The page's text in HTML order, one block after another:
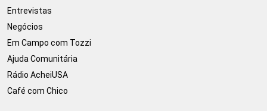
Entrevistas
Negócios
Em Campo com Tozzi
Ajuda Comunitária
Rádio AcheiUSA
Café com Chico